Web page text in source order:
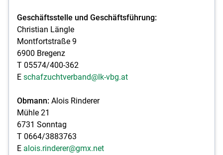
Geschäftsstelle und Geschäftsführung:
Christian Längle
Montfortstraße 9
6900 Bregenz
T 05574/400-362
E schafzuchtverband@lk-vbg.at
Obmann: Alois Rinderer
Mühle 21
6731 Sonntag
T 0664/3883763
E alois.rinderer@gmx.net